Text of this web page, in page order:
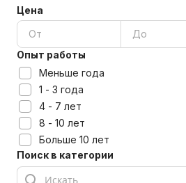
Цена
Опыт работы
Меньше года
1 - 3 года
4 - 7 лет
8 - 10 лет
Больше 10 лет
Поиск в категории